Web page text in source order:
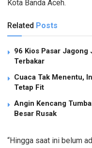
Kota Banda Aceh.
Related Posts
96 Kios Pasar
Terbakar
Cuaca Tak Menentu,
Tetap Fit
Angin Kencang
Besar Rusak
“Hingga saat ini belum